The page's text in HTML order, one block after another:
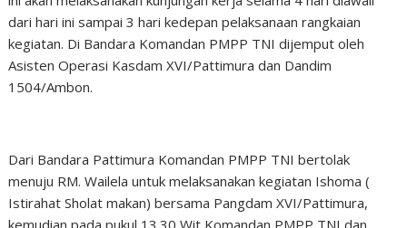
dari hari ini sampai 3 hari kedepan pelaksanaan rangkaian
kegiatan. Di Bandara Komandan PMPP TNI dijemput oleh
Asisten Operasi Kasdam XVI/Pattimura dan Dandim
1504/Ambon.
Dari Bandara Pattimura Komandan PMPP TNI bertolak
menuju RM. Wailela untuk melaksanakan kegiatan Ishoma (
Istirahat Sholat makan) bersama Pangdam XVI/Pattimura,
kemudian pada pukul 13.30 Wit Komandan PMPP TNI dan